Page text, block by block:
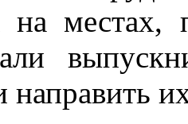
на местах,